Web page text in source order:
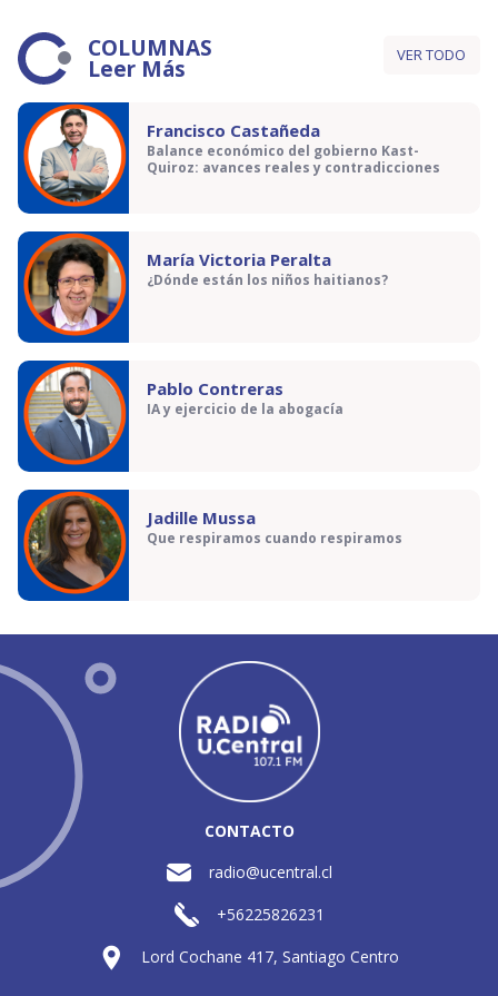
COLUMNAS
Leer Más VER TODO
Francisco Castañeda
Balance económico del gobierno Kast-
Quiroz: avances reales y contradicciones
María Victoria Peralta
¿Dónde están los niños haitianos?
Pablo Contreras
IA y ejercicio de la abogacía
Jadille Mussa
Que respiramos cuando respiramos
CONTACTO
radio@ucentral.cl
+56225826231
Lord Cochane 417, Santiago Centro